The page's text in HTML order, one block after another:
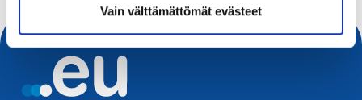
Vain välttämättömät evästeet